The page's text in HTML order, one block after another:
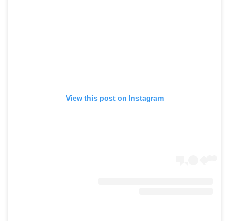
View this post on Instagram